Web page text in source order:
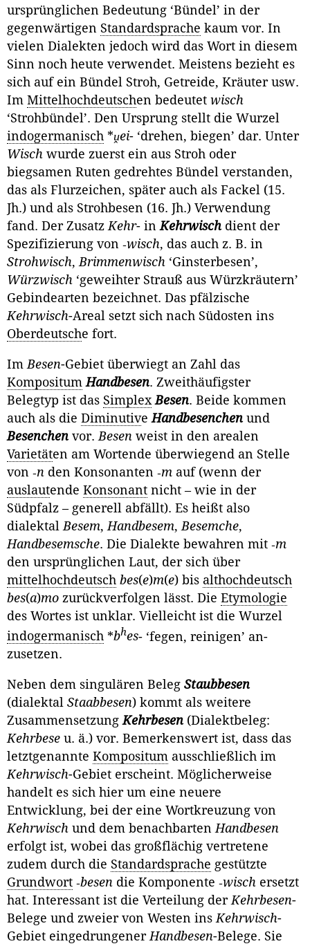
ursprünglichen Bedeutung ‘Bündel’ in der
gegenwärtigen Standardsprache kaum vor. In
vielen Dialekten jedoch wird das Wort in diesem
Sinn noch heute verwendet. Meistens bezieht es
sich auf ein Bündel Stroh, Getreide, Kräuter usw.
Im Mittelhochdeutschen bedeutet wisch
‘Strohbündel’. Den Ursprung stellt die Wurzel
indogermanisch *ṷei- ‘drehen, biegen’ dar. Unter
Wisch wurde zuerst ein aus Stroh oder
biegsamen Ruten gedrehtes Bündel verstanden,
das als Flurzeichen, später auch als Fackel (15.
Jh.) und als Strohbesen (16. Jh.) Verwendung
fand. Der Zusatz Kehr- inKehrwischdient der
Spezifizierung von ‑wisch, das auch z. B. in
Strohwisch, Brimmen­wisch ‘Ginsterbesen’,
Würzwisch ‘geweihter Strauß aus Würzkräutern’
Ge­bindearten bezeichnet. Das pfälzische
Kehrwisch-Areal setzt sich nach Süd­osten ins
Oberdeutsche fort.
Im Besen-Gebiet überwiegt an Zahl das
Kompositum Handbesen. Zweithäufigster
Belegtyp ist das Simplex Besen. Beide kommen
auch als die DiminutiveHandbesenchenund
Besenchenvor. Besen weist in den arealen
Varietäten am Wortende überwiegend an Stelle
von ‑n den Konsonanten ‑m auf (wenn der
auslautende Konsonant nicht – wie in der
Südpfalz – generell abfällt). Es heißt also
dialektal Besem, Handbesem, Besemche,
Handbesemsche. Die Dialekte bewahren mit ‑m
den ursprünglichen Laut, der sich über
mittelhochdeutsch bes(e)m(e) bis althochdeutsch
bes(a)mo zurückverfolgen lässt. Die Etymologie
des Wortes ist unklar. Vielleicht ist die Wurzel
indogermanisch *bhes- ‘fegen, reinigen’ an­
zusetzen.
Neben dem singulären Beleg Staubbesen
(dialektal Staabbesen) kommt als weitere
ZusammensetzungKehrbesen(Dialektbeleg:
Kehrbese u. ä.) vor. Bemerkenswert ist, dass das
letztgenannte Kompositum ausschließlich im
Kehrwisch-Gebiet erscheint. Möglicherweise
handelt es sich hier um eine neuere
Entwicklung, bei der eine Wortkreuzung von
Kehrwisch und dem be­nachbartenHandbesen
erfolgt ist, wobei das großflächig vertretene
zudem durch die Standardsprache gestützte
Grundwort ‑besen die Komponente ‑wisch ersetzt
hat. Interessant ist die Verteilung derKehrbesen-
Belege und zweier von Westen insKehrwisch-
Gebiet eingedrungenerHandbesen-Be­lege. Sie